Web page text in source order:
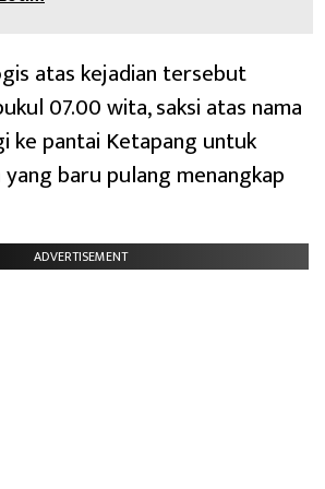
atas kejadian tersebut
07.00 wita, saksi atas nama
ke pantai Ketapang untuk
baru pulang menangkap
ADVERTISEMENT